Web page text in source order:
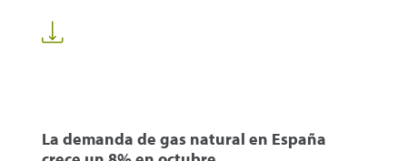
La demanda de gas natural en España